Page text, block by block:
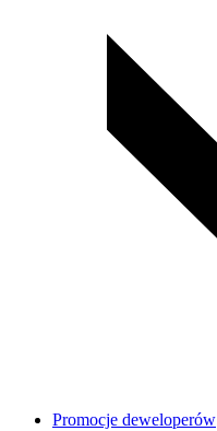
Promocje deweloperów